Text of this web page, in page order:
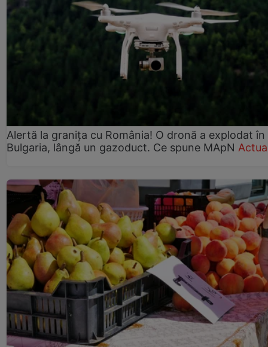
Alertă la granița cu România! O dronă a explodat în
Bulgaria, lângă un gazoduct. Ce spune MApN